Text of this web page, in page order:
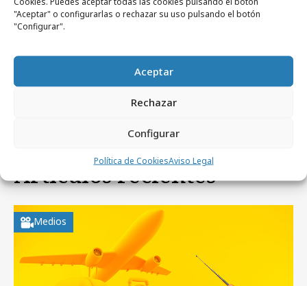
"Aceptar" o configurarlas o rechazar su uso pulsando el botón
"Configurar".
Aceptar
Rechazar
Configurar
Política de CookiesAviso Legal
Noticias Relacionadas
No se han encontrado noticias relacionadas.
Artículos recientes
Medios